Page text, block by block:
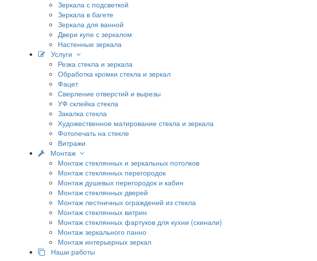
Зеркала с подсветкой
Зеркала в багете
Зеркала для ванной
Двери купе с зеркалом
Настенные зеркала
Услуги
Резка стекла и зеркала
Обработка кромки стекла и зеркал
Фацет
Сверление отверстий и вырезы
УФ склейка стекла
Закалка стекла
Художественное матирование стекла и зеркала
Фотопечать на стекле
Витражи
Монтаж
Монтаж стеклянных и зеркальных потолков
Монтаж стеклянных перегородок
Монтаж душевых перегородок и кабин
Монтаж стеклянных дверей
Монтаж лестничных ограждений из стекла
Монтаж стеклянных витрин
Монтаж стеклянных фартуков для кухни (скинали)
Монтаж зеркального панно
Монтаж интерьерных зеркал
Наши работы